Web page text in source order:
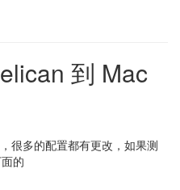
到 Mac
很多的配置都有更改，如果测
的